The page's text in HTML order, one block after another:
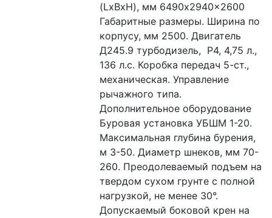
(LxBxH), мм 6490x2940x2600
Габаритные размеры. Ширина по
корпусу, мм 2500. Двигатель
Д245.9 турбодизель,  Р4, 4,75 л.,
136 л.с. Коробка передач 5-ст.,
механическая. Управление
рычажного типа.
Дополнительное оборудование
Буровая установка УБШМ 1-20.
Максимальная глубина бурения,
м 3-50. Диаметр шнеков, мм 70-
260. Преодолеваемый подъем на
твердом сухом грунте с полной
нагрузкой, не менее 30°.
Допускаемый боковой крен на